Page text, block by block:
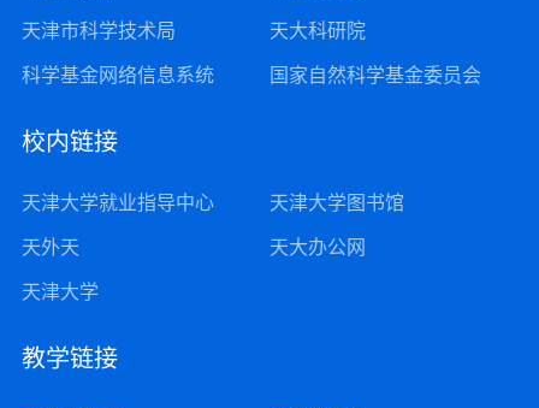
天津市科学技术局 天大科研院
科学基金网络信息系统 国家自然科学基金委员会
校内链接
天津大学就业指导中心 天津大学图书馆
天外天 天大办公网
天津大学
教学链接